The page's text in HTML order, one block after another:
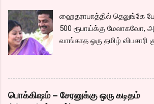
ஹைதராபாத்தில் தெலுங்கே
500 ரூபாய்க்கு மேலாகவோ,
வாங்காத ஓரு தமிழ்
வாழ்கைபடுகிறாள். அவளுடய
அமைந்தது? என்ற ஓரு நல்ல
தன்னுடய இடுப்பை சுழற்றி,
சும்மா, சுத்தி, சுத்தி குழப்பி,
பொக்கிஷம் – சேரனுக்கு ஒரு கடிதம்